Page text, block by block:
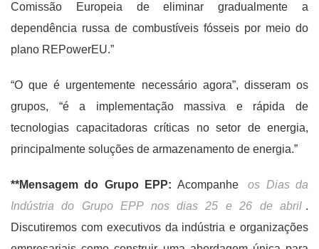
Comissão Europeia de eliminar gradualmente a
dependência russa de combustíveis fósseis por meio do
plano REPowerEU.”
“O que é urgentemente necessário agora”, disseram os
grupos, “é a implementação massiva e rápida de
tecnologias capacitadoras críticas no setor de energia,
principalmente soluções de armazenamento de energia.”
**Mensagem do Grupo EPP:Acompanhe
os Dias da
Indústria do Grupo EPP nos dias 25 e 26 de abril .
Discutiremos com executivos da indústria e organizações